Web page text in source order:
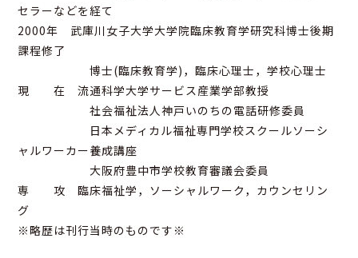
セラーなどを経て
2000年 武庫川女子大学大学院臨床教育学研究科博士後期
課程修了
博士(臨床教育学)，臨床心理士，学校心理士
現 在 流通科学大学サービス産業学部教授
社会福祉法人神戸いのちの電話研修委員
日本メディカル福祉専門学校スクールソーシ
ャルワーカー養成講座
大阪府豊中市学校教育審議会委員
専 攻 臨床福祉学，ソーシャルワーク，カウンセリン
グ
※略歴は刊行当時のものです※